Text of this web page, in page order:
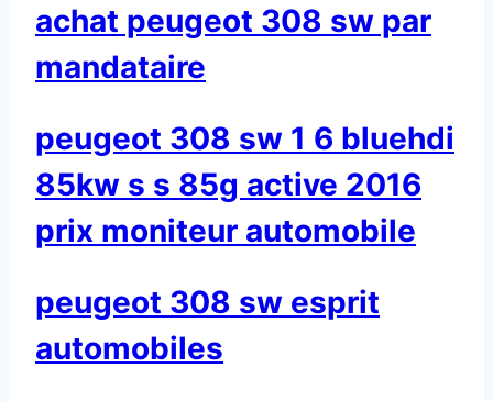
achat peugeot 308 sw par
mandataire
peugeot 308 sw 1 6 bluehdi
85kw s s 85g active 2016
prix moniteur automobile
peugeot 308 sw esprit
automobiles